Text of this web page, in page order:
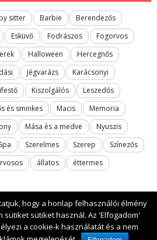
sitter Barbie
Berendezős
Esküvő Fodrászos
Fogorvos
Halloween
Hercegnős
Jégvarázs
Karácsonyi
Kiszolgálós
Leszedős
és sminkes Macis
Memoria
Mása és a medve
Nyuszis
Spa Szerelmes Szerep
Színezős
állatos
éttermes
hogy a honlap felhasználói élmény
sütiket használ. Az 'Elfogadom'
a cookie-k használatát és a nem